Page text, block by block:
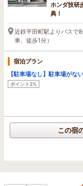
ホンダ技研
典！
近鉄平田町駅よりバスで
車、徒歩1分）
宿泊プラン
【駐車場なし】駐車場が
ポイント2%
この宿